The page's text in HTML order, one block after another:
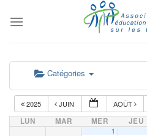
au
Catégories
2025 JUIN AOÛT
LUN MAR MER JEU
1